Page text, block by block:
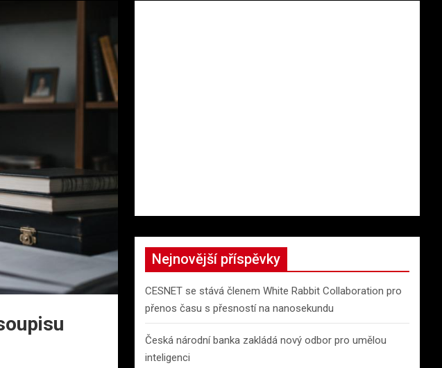
Nejnovější příspěvky
CESNET se stává členem White Rabbit Collaboration pro
přenos času s přesností na nanosekundu
Česká národní banka zakládá nový odbor pro umělou
inteligenci